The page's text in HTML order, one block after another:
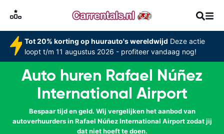
Tot 20% korting op huurauto's wereldwijd Deze actie
loopt t/m 11 augustus 2026 - profiteer vandaag nog!
Auto huren Rafael Núñez
International Airport
Bespaar tijd en geld. Wij vergelijken het aanbod van
autoverhuurders in Rafael Núñez International Airport zodat jij
dat niet hoeft te doen.